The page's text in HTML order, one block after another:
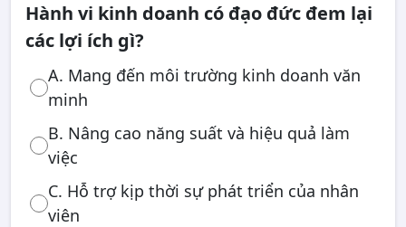
Hành vi kinh doanh có đạo đức đem lại
các lợi ích gì?
A. Mang đến môi trường kinh doanh văn
minh
B. Nâng cao năng suất và hiệu quả làm
việc
C. Hỗ trợ kịp thời sự phát triển của nhân
viên